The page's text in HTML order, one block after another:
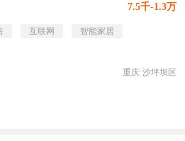
7.5千-1.3万
互联网
智能家居
重庆·沙坪坝区